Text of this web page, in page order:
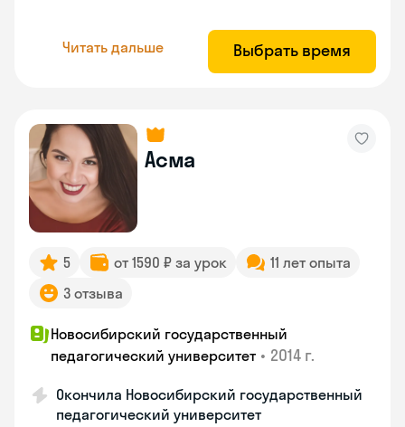
Читать дальше Выбрать время
Асма
5 от 1590 ₽ за урок
11 лет опыта
3 отзыва
Новосибирский государственный
педагогический университет • 2014 г.
Окончила Новосибирский государственный
педагогический университет